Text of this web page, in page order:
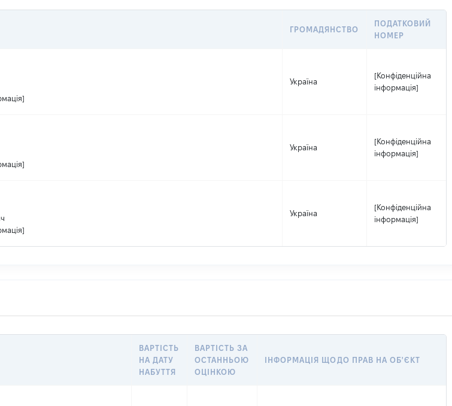
ГРОМАДЯНСТВО
ПОДАТКОВИЙ
НОМЕР
Україна
[Конфіденційна
інформація]
Україна
[Конфіденційна
інформація]
Україна
[Конфіденційна
інформація]
ВАРТІСТЬ
НА ДАТУ
НАБУТТЯ
ВАРТІСТЬ ЗА
ОСТАННЬОЮ
ОЦІНКОЮ
ІНФОРМАЦІЯ ЩОДО ПРАВ НА ОБ'ЄКТ